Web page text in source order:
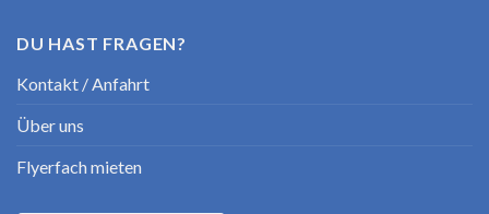
DU HAST FRAGEN?
Kontakt / Anfahrt
Über uns
Flyerfach mieten